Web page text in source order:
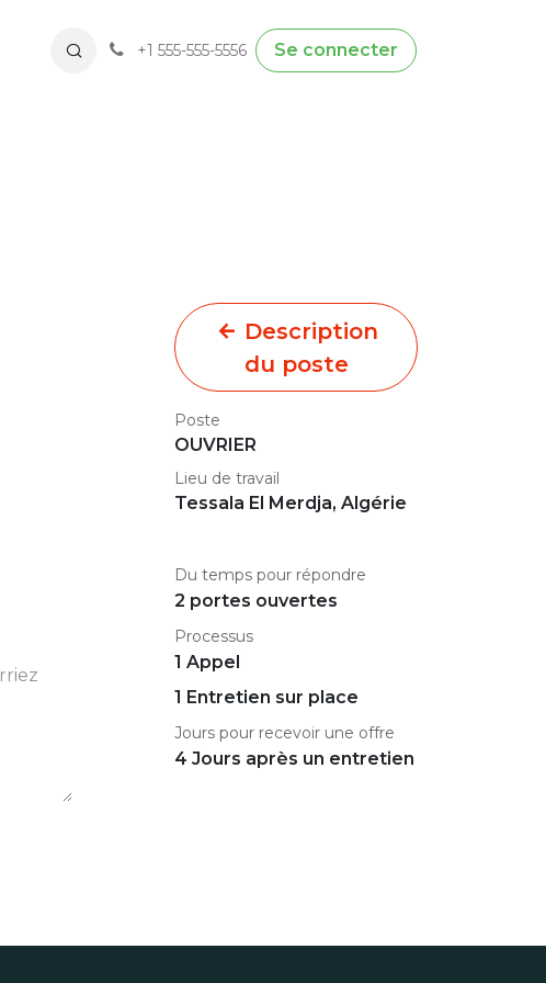
+1 555-555-5556 Se connecter
Description
du poste
Poste
OUVRIER
Lieu de travail
Tessala El Merdja, Algérie
Du temps pour répondre
2 portes ouvertes
Processus
1 Appel
1 Entretien sur place
Jours pour recevoir une offre
4 Jours après un entretien